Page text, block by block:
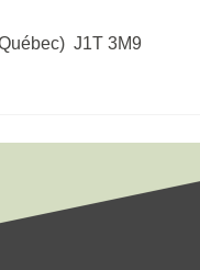
J1T 3M9